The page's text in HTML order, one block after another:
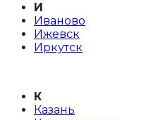
И
Иваново
Ижевск
Иркутск
К
Казань